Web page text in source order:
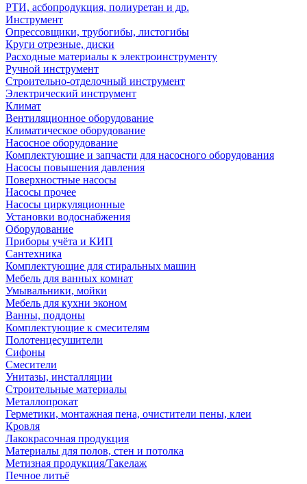
РТИ, асбопродукция, полиуретан и др.
Инструмент
Опрессовщики, трубогибы, листогибы
Круги отрезные, диски
Расходные материалы к электроинструменту
Ручной инструмент
Строительно-отделочный инструмент
Электрический инструмент
Климат
Вентиляционное оборудование
Климатическое оборудование
Насосное оборудование
Комплектующие и запчасти для насосного оборудования
Насосы повышения давления
Поверхностные насосы
Насосы прочее
Насосы циркуляционные
Установки водоснабжения
Оборудование
Приборы учёта и КИП
Сантехника
Комплектующие для стиральных машин
Мебель для ванных комнат
Умывальники, мойки
Мебель для кухни эконом
Ванны, поддоны
Комплектующие к смесителям
Полотенцесушители
Сифоны
Смесители
Унитазы, инсталляции
Строительные материалы
Металлопрокат
Герметики, монтажная пена, очистители пены, клеи
Кровля
Лакокрасочная продукция
Материалы для полов, стен и потолка
Метизная продукция/Такелаж
Печное литьё